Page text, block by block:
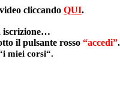
cliccando QUI.
iscrizione…
il pulsante rosso “accedi”.
i miei corsi“.